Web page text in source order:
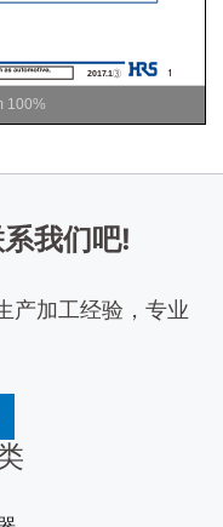
100%
我们吧!
产加工经验，专业